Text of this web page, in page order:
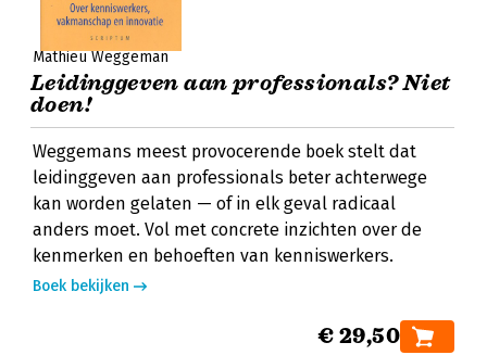
Mathieu Weggeman
Leidinggeven aan professionals? Niet
doen!
Weggemans meest provocerende boek stelt dat
leidinggeven aan professionals beter achterwege
kan worden gelaten — of in elk geval radicaal
anders moet. Vol met concrete inzichten over de
kenmerken en behoeften van kenniswerkers.
Boek bekijken
€ 29,50